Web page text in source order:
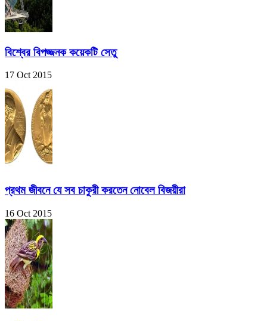
বিশ্বের বিপজ্জনক কয়েকটি সেতু
17 Oct 2015
প্রথম জীবনে যে সব চাকুরী করতেন নোবেল বিজয়ীরা
16 Oct 2015